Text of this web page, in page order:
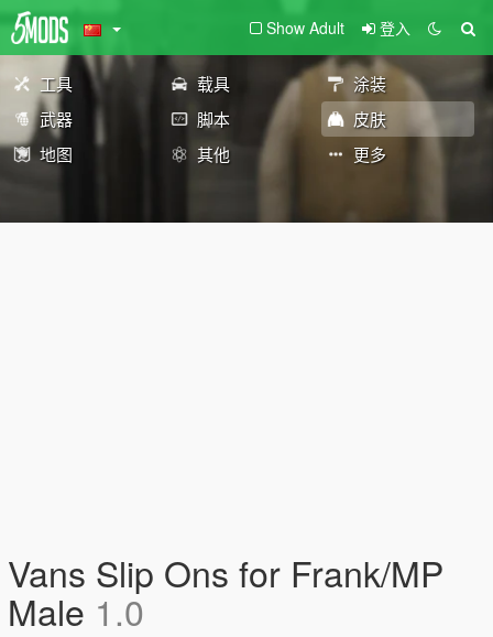
Show Adult 登入
工具 载具
涂装
武器
脚本
皮肤
地图
其他 更多
Vans Slip Ons for Frank/MP
Male 1.0